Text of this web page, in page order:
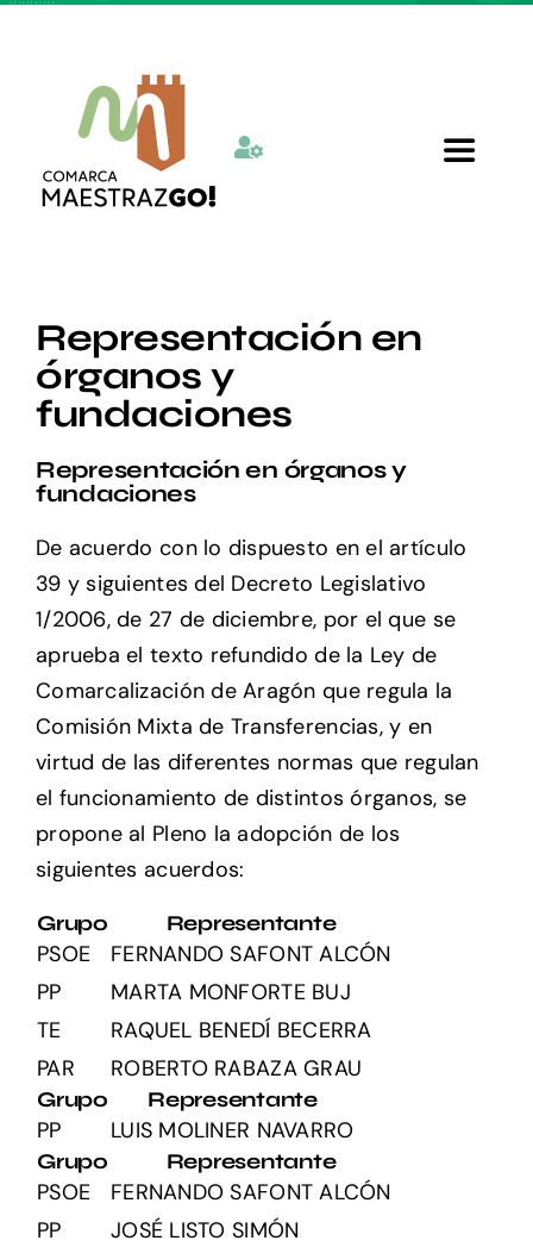
Toggle
Quienes somos
Departamentos
Actualidad
Setas
Contacto
Representación en
órganos y
fundaciones
Representación en órganos y
fundaciones
De acuerdo con lo dispuesto en el artículo
39 y siguientes del Decreto Legislativo
1/2006, de 27 de diciembre, por el que se
aprueba el texto refundido de la Ley de
Comarcalización de Aragón que regula la
Comisión Mixta de Transferencias, y en
virtud de las diferentes normas que regulan
el funcionamiento de distintos órganos, se
propone al Pleno la adopción de los
siguientes acuerdos:
Grupo Representante
PSOE
FERNANDO SAFONT ALCÓN
PP
MARTA MONFORTE BUJ
TE
RAQUEL BENEDÍ BECERRA
PAR
ROBERTO RABAZA GRAU
Grupo Representante
PP LUIS MOLINER NAVARRO
Grupo Representante
PSOE
FERNANDO SAFONT ALCÓN
PP
JOSÉ LISTO SIMÓN